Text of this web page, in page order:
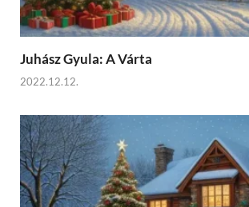
Juhász Gyula: A Várta
2022.12.12.